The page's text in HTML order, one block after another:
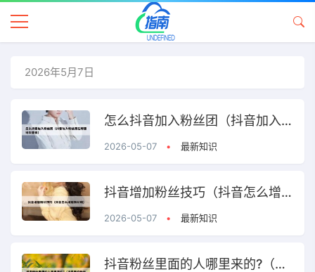
2026年5月7日
怎么抖音加入粉丝团（抖音加入粉丝团在哪里可以查看）
2026-05-07 • 最新知识
抖音增加粉丝技巧（抖音怎么增加粉丝啊）
2026-05-07 • 最新知识
抖音粉丝里面的人哪里来的?（抖音里的粉丝列表是怎么来的）